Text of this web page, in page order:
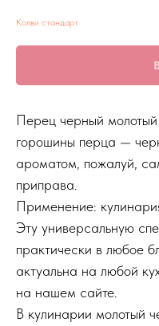
Колви стандарт
Перец черный
горошины перца —
ароматом, пожалуй,
приправа.
Применение:
Эту универсальную
практически в любое
актуальна на любой
на нашем сайте.
В кулинарии молотый